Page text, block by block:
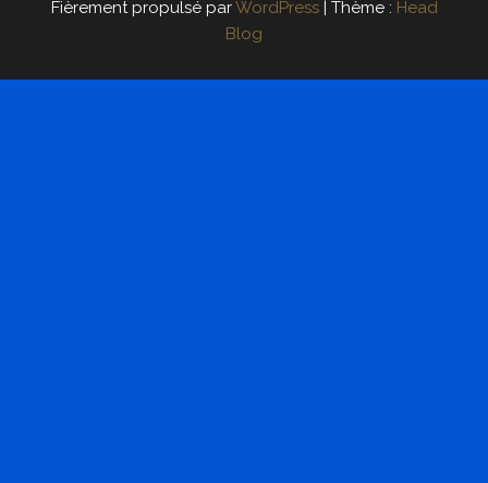
Fièrement propulsé parWordPress | Thème : Head
Blog